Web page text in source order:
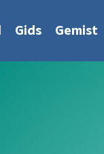
Gids Gemist